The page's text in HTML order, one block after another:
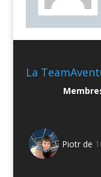
La
Piotr de